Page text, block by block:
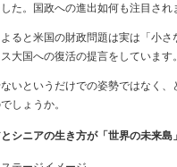
た。国政への進出如何も注目され
ると米国の財政問題は実は「小
大国への復活の提言をしています。
いというだけでの姿勢ではなく
しょうか。
シニアの生き方が「世界の未来島